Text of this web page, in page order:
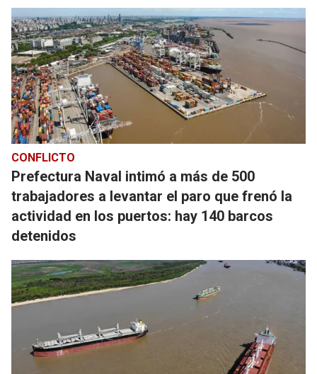
CONFLICTO
Prefectura Naval intimó a más de 500
trabajadores a levantar el paro que frenó la
actividad en los puertos: hay 140 barcos
detenidos